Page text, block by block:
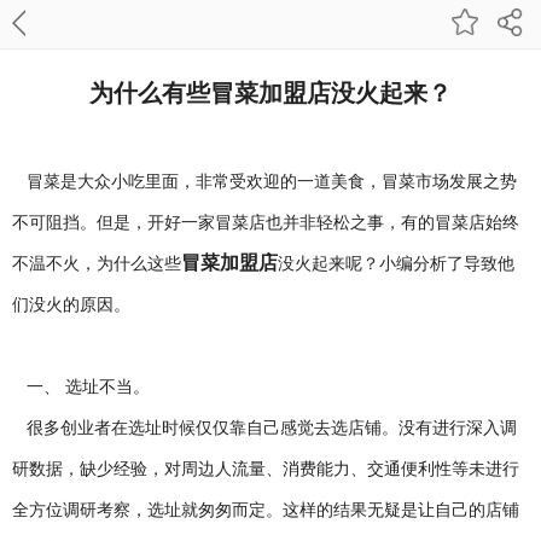
为什么有些冒菜加盟店没火起来？
冒菜是大众小吃里面，非常受欢迎的一道美食，冒菜市场发展之势
不可阻挡。但是，开好一家冒菜店也并非轻松之事，有的冒菜店始终
不温不火，为什么这些冒菜加盟店没火起来呢？小编分析了导致他
们没火的原因。
一、 选址不当。
很多创业者在选址时候仅仅靠自己感觉去选店铺。没有进行深入调
研数据，缺少经验，对周边人流量、消费能力、交通便利性等未进行
全方位调研考察，选址就匆匆而定。这样的结果无疑是让自己的店铺